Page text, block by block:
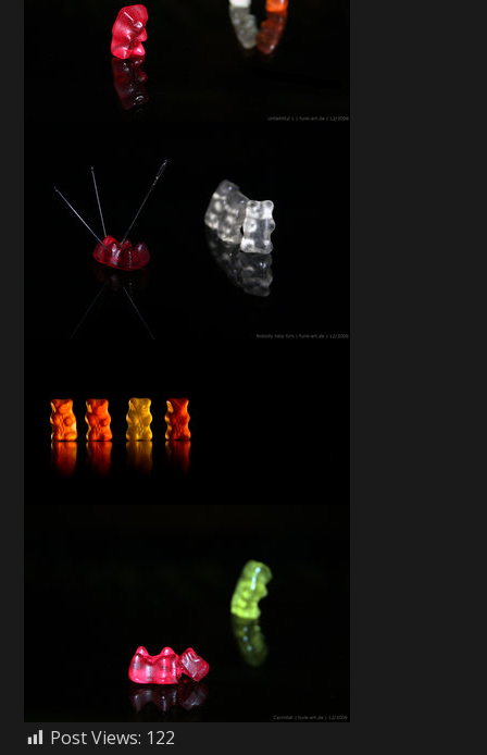
Post Views: 122